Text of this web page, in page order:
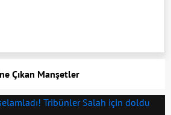
Çıkan Manşetler